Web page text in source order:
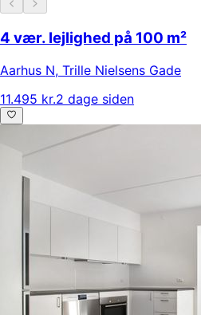
4 vær. lejlighed på 100 m²
Aarhus N, Trille Nielsens Gade
11.495 kr.2 dage siden